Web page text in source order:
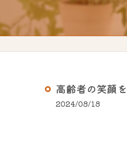
高齢者の笑顔
2024/08/18